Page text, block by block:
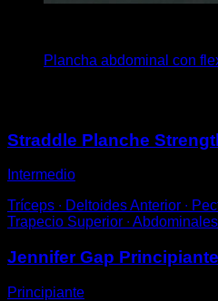
Plancha abdominal con
Straddle Planche
Intermedio
Tríceps ∙ Deltoides Anterior ∙
Trapecio Superior ∙ Abdominales
Jennifer Gap
Principiante